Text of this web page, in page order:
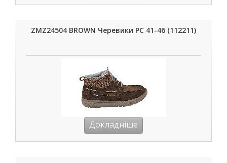
ZMZ24504 BROWN Черевики РС 41-46 (112211)
Докладніше